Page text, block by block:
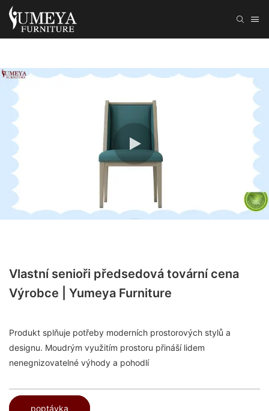
Vlastní senioři předsedová tovární cena
Výrobce | Yumeya Furniture
Produkt splňuje potřeby moderních prostorových stylů a
designu. Moudrým využitím prostoru přináší lidem
nenegnizovatelné výhody a pohodlí
poptávka